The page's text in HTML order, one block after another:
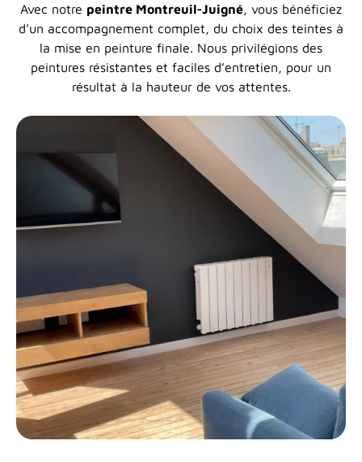
Avec notre peintre Montreuil-Juigné, vous bénéficiez
d’un accompagnement complet, du choix des teintes à
la mise en peinture finale. Nous privilégions des
peintures résistantes et faciles d’entretien, pour un
résultat à la hauteur de vos attentes.